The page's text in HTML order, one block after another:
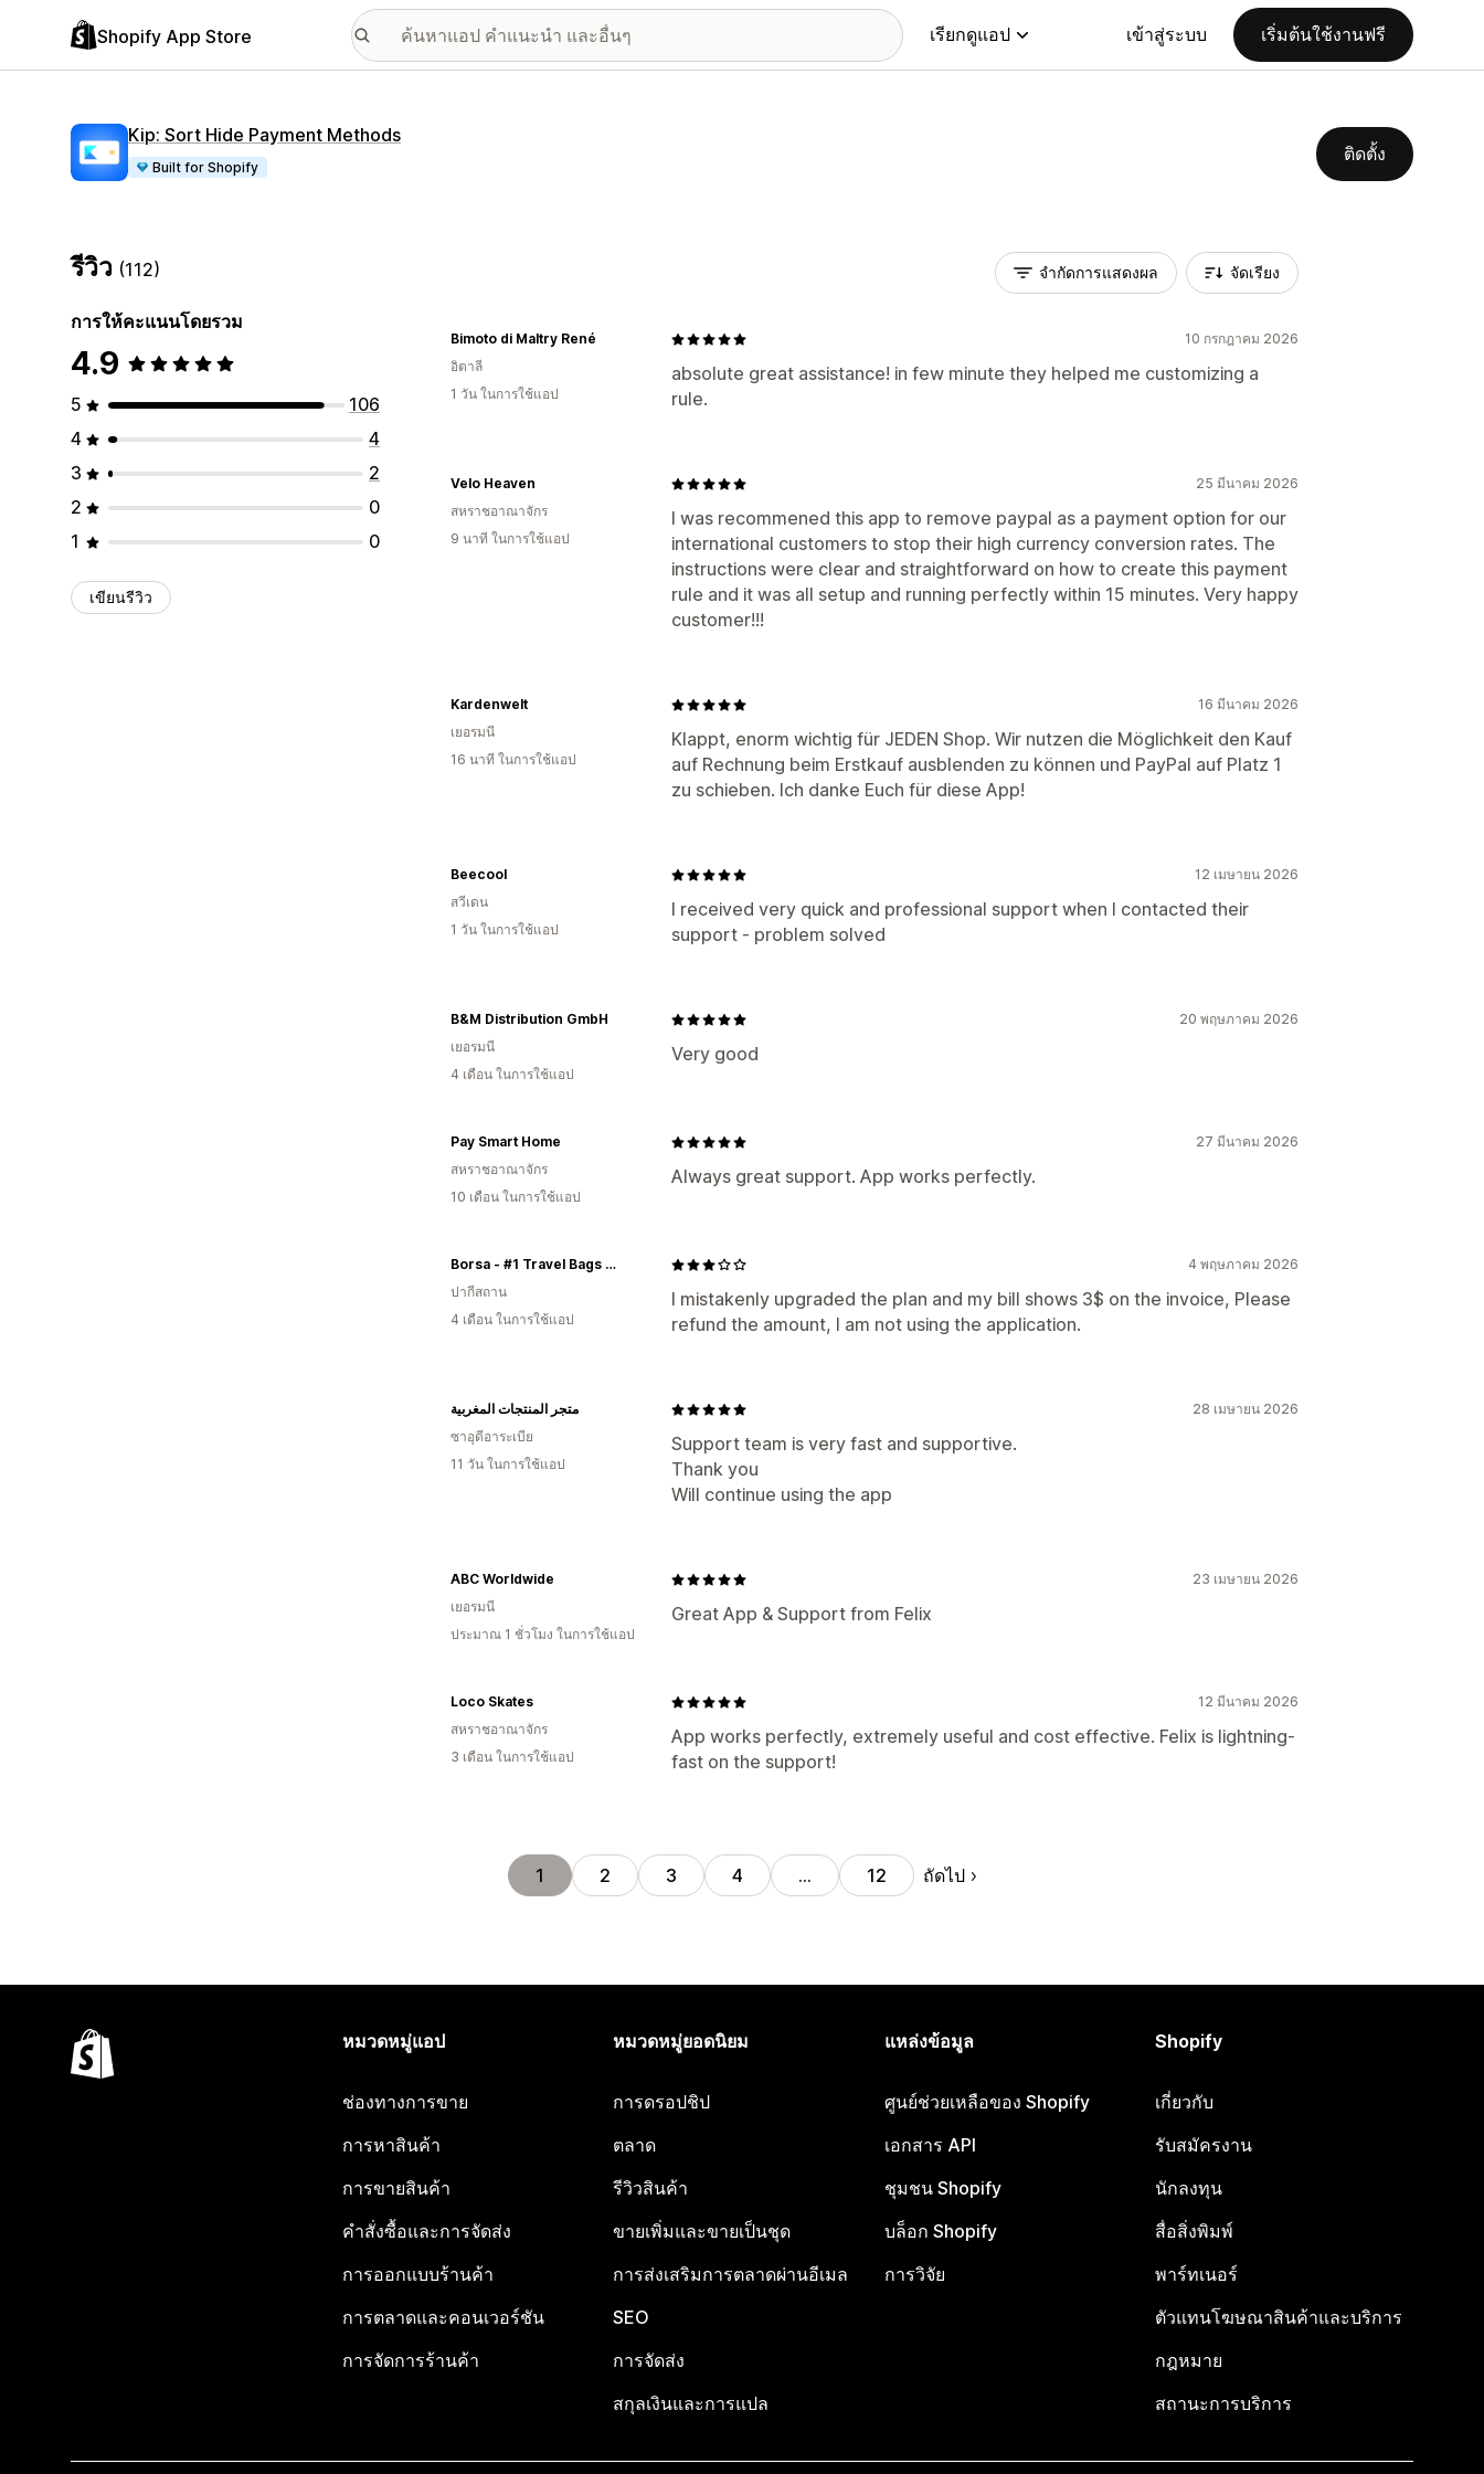
Shopify App Store เรียกดูแอป เข้าสู่ระบบ เริ่มต้นใช้งานฟรี
Kip: Sort Hide Payment Methods
Built for Shopify
ติดตั้ง
รีวิว (112)
การให้คะแนนโดยรวม
4.9
5
106
4
4
3
2
2
0
1
0
เขียนรีวิว
จำกัดการแสดงผล จัดเรียง
10 กรกฎาคม 2026
absolute great assistance! in few minute they helped me customizing a
rule.
Bimoto di Maltry René
อิตาลี
1 วัน ในการใช้แอป
25 มีนาคม 2026
I was recommened this app to remove paypal as a payment option for our
international customers to stop their high currency conversion rates. The
instructions were clear and straightforward on how to create this payment
rule and it was all setup and running perfectly within 15 minutes. Very happy
customer!!!
Velo Heaven
สหราชอาณาจักร
9 นาที ในการใช้แอป
16 มีนาคม 2026
Klappt, enorm wichtig für JEDEN Shop. Wir nutzen die Möglichkeit den Kauf
auf Rechnung beim Erstkauf ausblenden zu können und PayPal auf Platz 1
zu schieben. Ich danke Euch für diese App!
Kardenwelt
เยอรมนี
16 นาที ในการใช้แอป
12 เมษายน 2026
I received very quick and professional support when I contacted their
support - problem solved
Beecool
สวีเดน
1 วัน ในการใช้แอป
20 พฤษภาคม 2026
Very good
B&M Distribution GmbH
เยอรมนี
4 เดือน ในการใช้แอป
27 มีนาคม 2026
Always great support. App works perfectly.
Pay Smart Home
สหราชอาณาจักร
10 เดือน ในการใช้แอป
4 พฤษภาคม 2026
I mistakenly upgraded the plan and my bill shows 3$ on the invoice, Please
refund the amount, I am not using the application.
Borsa - #1 Travel Bags Store In Pakistan
ปากีสถาน
4 เดือน ในการใช้แอป
28 เมษายน 2026
Support team is very fast and supportive.
Thank you
Will continue using the app
متجر المنتجات المغربية
ซาอุดีอาระเบีย
11 วัน ในการใช้แอป
23 เมษายน 2026
Great App & Support from Felix
ABC Worldwide
เยอรมนี
ประมาณ 1 ชั่วโมง ในการใช้แอป
12 มีนาคม 2026
App works perfectly, extremely useful and cost effective. Felix is lightning-
fast on the support!
Loco Skates
สหราชอาณาจักร
3 เดือน ในการใช้แอป
1 2 3 4 … 12 ถัดไป
หมวดหมู่แอป
ช่องทางการขาย
การหาสินค้า
การขายสินค้า
คำสั่งซื้อและการจัดส่ง
การออกแบบร้านค้า
การตลาดและคอนเวอร์ชัน
การจัดการร้านค้า
หมวดหมู่ยอดนิยม
การดรอปชิป
ตลาด
รีวิวสินค้า
ขายเพิ่มและขายเป็นชุด
การส่งเสริมการตลาดผ่านอีเมล
SEO
การจัดส่ง
สกุลเงินและการแปล
แหล่งข้อมูล
ศูนย์ช่วยเหลือของ Shopify
เอกสาร API
ชุมชน Shopify
บล็อก Shopify
การวิจัย
Shopify
เกี่ยวกับ
รับสมัครงาน
นักลงทุน
สื่อสิ่งพิมพ์
พาร์ทเนอร์
ตัวแทนโฆษณาสินค้าและบริการ
กฎหมาย
สถานะการบริการ